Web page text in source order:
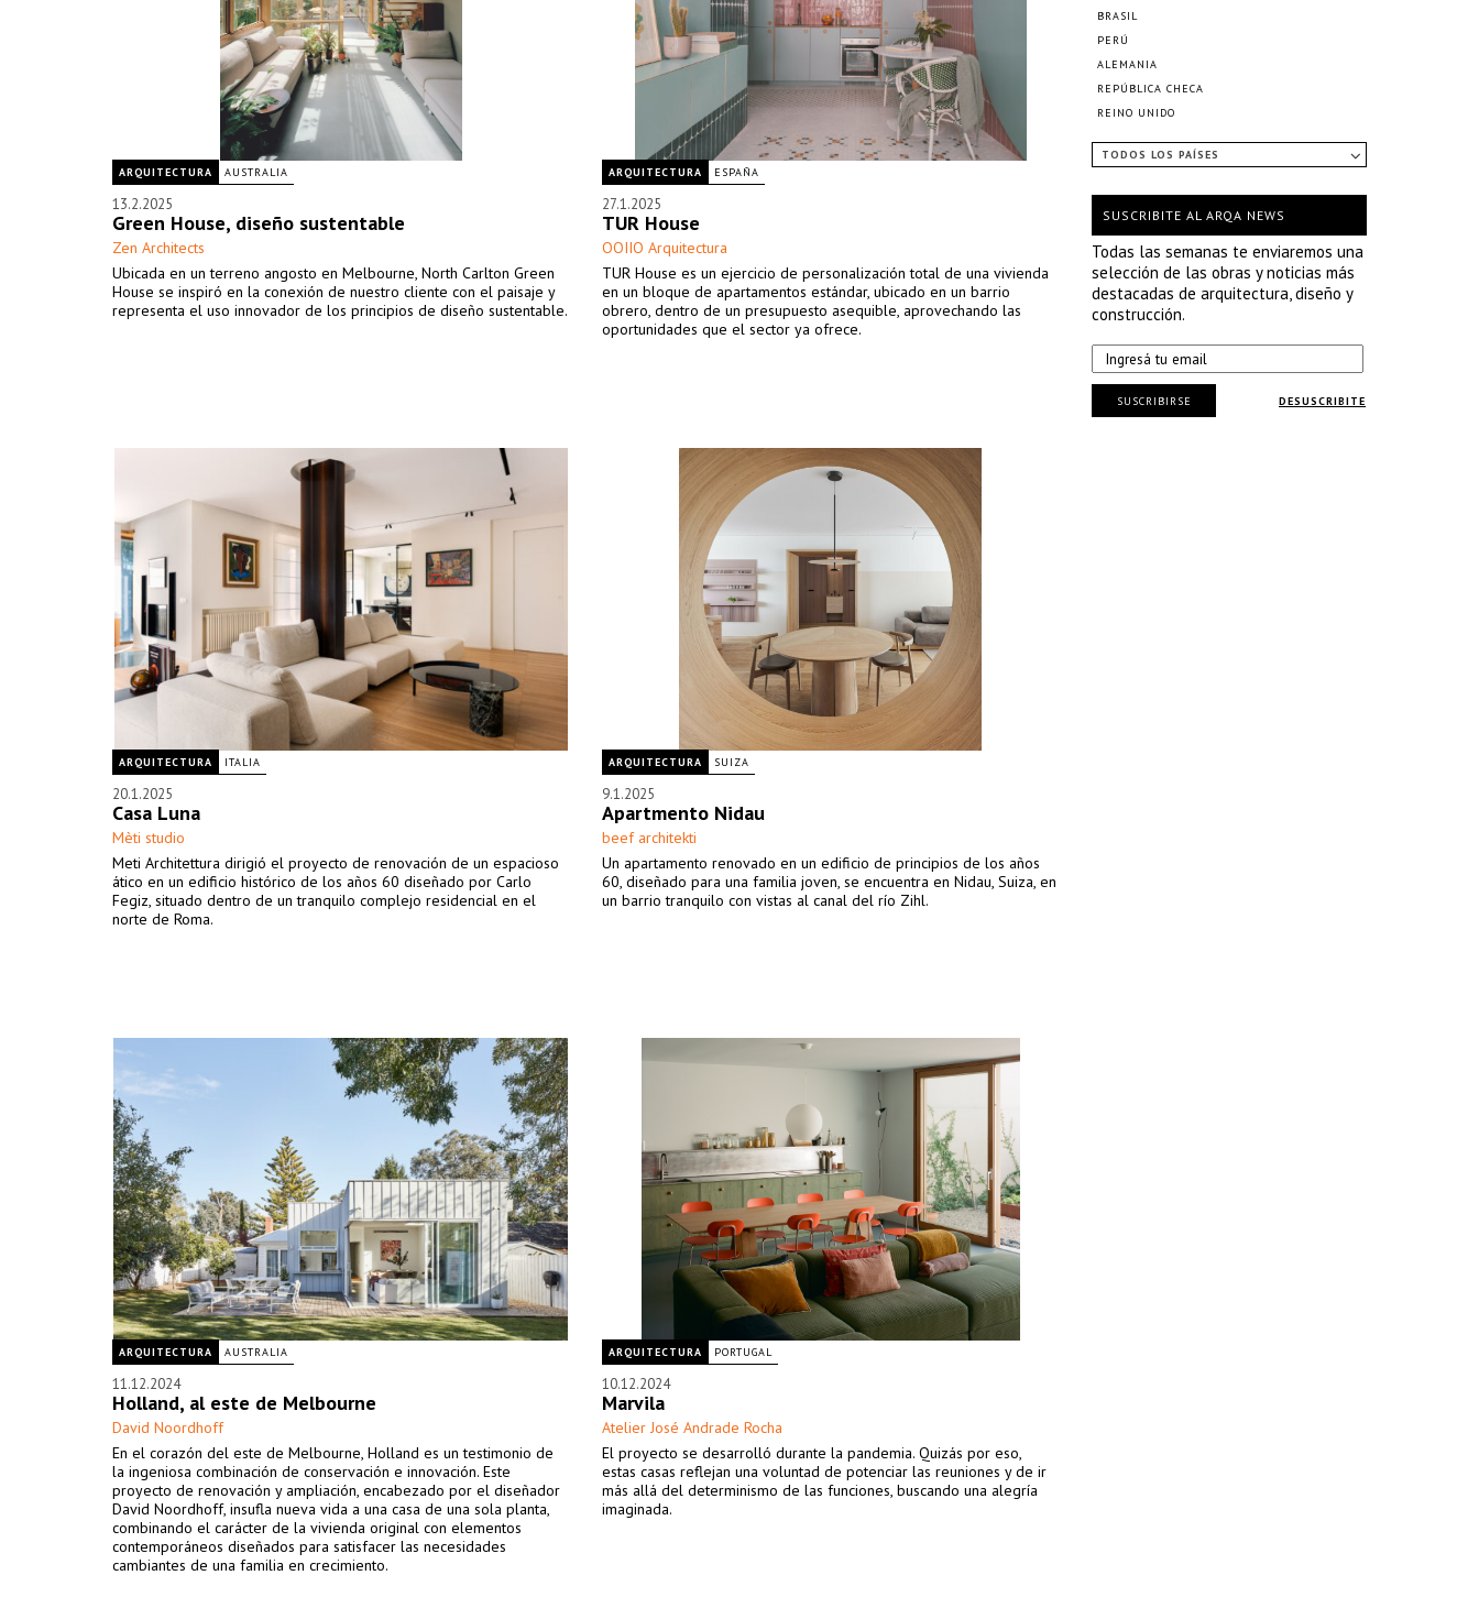
ARQUITECTURA AUSTRALIA
13.2.2025
Green House, diseño sustentable
Zen Architects
Ubicada en un terreno angosto en Melbourne, North Carlton Green
House se inspiró en la conexión de nuestro cliente con el paisaje y
representa el uso innovador de los principios de diseño sustentable.
ARQUITECTURA ESPAÑA
27.1.2025
TUR House
OOIIO Arquitectura
TUR House es un ejercicio de personalización total de una vivienda
en un bloque de apartamentos estándar, ubicado en un barrio
obrero, dentro de un presupuesto asequible, aprovechando las
oportunidades que el sector ya ofrece.
ARQUITECTURA ITALIA
20.1.2025
Casa Luna
Mèti studio
Meti Architettura dirigió el proyecto de renovación de un espacioso
ático en un edificio histórico de los años 60 diseñado por Carlo
Fegiz, situado dentro de un tranquilo complejo residencial en el
norte de Roma.
ARQUITECTURA SUIZA
9.1.2025
Apartmento Nidau
beef architekti
Un apartamento renovado en un edificio de principios de los años
60, diseñado para una familia joven, se encuentra en Nidau, Suiza, en
un barrio tranquilo con vistas al canal del río Zihl.
ARQUITECTURA AUSTRALIA
11.12.2024
Holland, al este de Melbourne
David Noordhoff
En el corazón del este de Melbourne, Holland es un testimonio de
la ingeniosa combinación de conservación e innovación. Este
proyecto de renovación y ampliación, encabezado por el diseñador
David Noordhoff, insufla nueva vida a una casa de una sola planta,
combinando el carácter de la vivienda original con elementos
contemporáneos diseñados para satisfacer las necesidades
cambiantes de una familia en crecimiento.
ARQUITECTURA PORTUGAL
10.12.2024
Marvila
Atelier José Andrade Rocha
El proyecto se desarrolló durante la pandemia. Quizás por eso,
estas casas reflejan una voluntad de potenciar las reuniones y de ir
más allá del determinismo de las funciones, buscando una alegría
imaginada.
BRASIL
PERÚ
ALEMANIA
REPÚBLICA CHECA
REINO UNIDO
TODOS LOS PAÍSES
SUSCRIBITE AL ARQA NEWS
Todas las semanas te enviaremos una
selección de las obras y noticias más
destacadas de arquitectura, diseño y
construcción.
DESUSCRIBITE
SUSCRIBIRSE